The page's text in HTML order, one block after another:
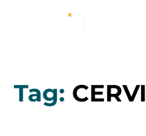
Tag: CERVI